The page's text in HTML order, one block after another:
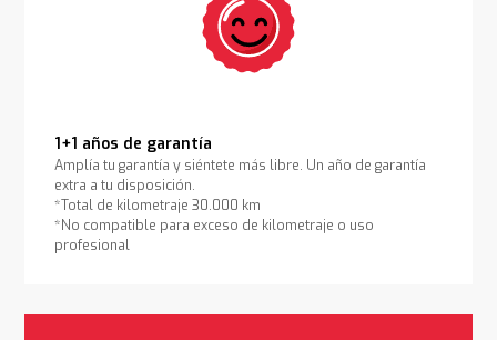
1+1 años de garantía
Amplía tu garantía y siéntete más libre. Un año de garantía
extra a tu disposición.
*Total de kilometraje 30.000 km
*No compatible para exceso de kilometraje o uso
profesional